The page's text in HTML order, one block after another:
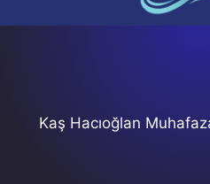
Kaş Hacıoğlan